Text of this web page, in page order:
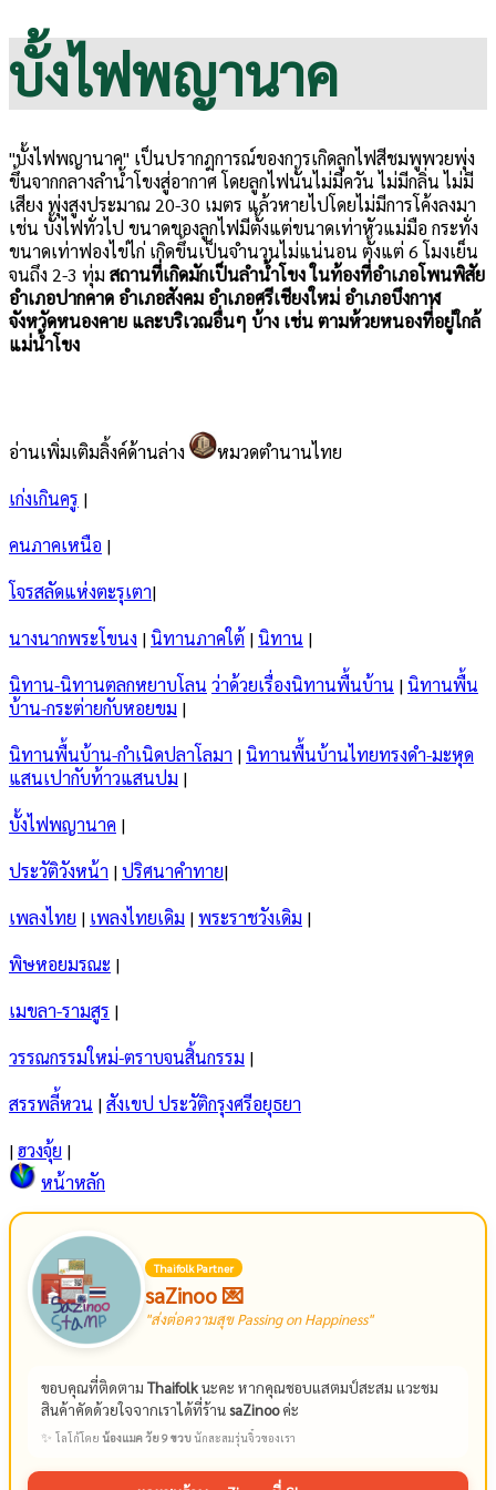
บั้งไฟพญานาค
"บั้งไฟพญานาค" เป็นปรากฎการณ์ของการเกิดลูกไฟสีชมพูพวยพุ่ง
ขึ้นจากกลางลำน้ำโขงสู่อากาศ โดยลูกไฟนั้นไม่มีควัน ไม่มีกลิ่น ไม่มี
เสียง พุ่งสูงประมาณ 20-30 เมตร แล้วหายไปโดยไม่มีการโค้งลงมา
เช่น บั้งไฟทั่วไป ขนาดของลูกไฟมีตั้งแต่ขนาดเท่าหัวแม่มือ กระทั่ง
ขนาดเท่าฟองไข่ไก่ เกิดขึ้นเป็นจำนวนไม่แน่นอน ตั้งแต่ 6 โมงเย็น
จนถึง 2-3 ทุ่ม สถานที่เกิดมักเป็นลำน้ำโขง ในท้องที่อำเภอโพนพิสัย
อำเภอปากคาด อำเภอสังคม อำเภอศรีเชียงใหม่ อำเภอบึงกาฬ
จังหวัดหนองคาย และบริเวณอื่นๆ บ้าง เช่น ตามห้วยหนองที่อยู่ใกล้
แม่น้ำโขง
อ่านเพิ่มเติมลิ้งค์ด้านล่าง
หมวดตำนานไทย
เก่งเกินครู |
คนภาคเหนือ |
โจรสลัดแห่งตะรุเตา|
นางนากพระโขนง |นิทานภาคใต้ |นิทาน |
นิทาน-นิทานตลกหยาบโลน ว่าด้วยเรื่องนิทานพื้นบ้าน |นิทานพื้น
บ้าน-กระต่ายกับหอยขม |
นิทานพื้นบ้าน-กำเนิดปลาโลมา |นิทานพื้นบ้านไทยทรงดำ-มะหุด
แสนเปากับท้าวแสนปม |
บั้งไฟพญานาค |
ประวัติวังหน้า |ปริศนาคำทาย|
เพลงไทย | เพลงไทยเดิม |พระราชวังเดิม |
พิษหอยมรณะ |
เมขลา-รามสูร |
วรรณกรรมใหม่-ตราบจนสิ้นกรรม |
สรรพลี้หวน |สังเขป ประวัติกรุงศรีอยุธยา
|ฮวงจุ้ย |
หน้าหลัก
Thaifolk Partner
saZinoo 💌
"ส่งต่อความสุข Passing on Happiness"
ขอบคุณที่ติดตาม Thaifolkนะคะ หากคุณชอบแสตมป์สะสม แวะชม
สินค้าคัดด้วยใจจากเราได้ที่ร้านsaZinooค่ะ
✨ โลโก้โดย น้องแมค วัย 9 ขวบนักสะสมรุ่นจิ๋วของเรา